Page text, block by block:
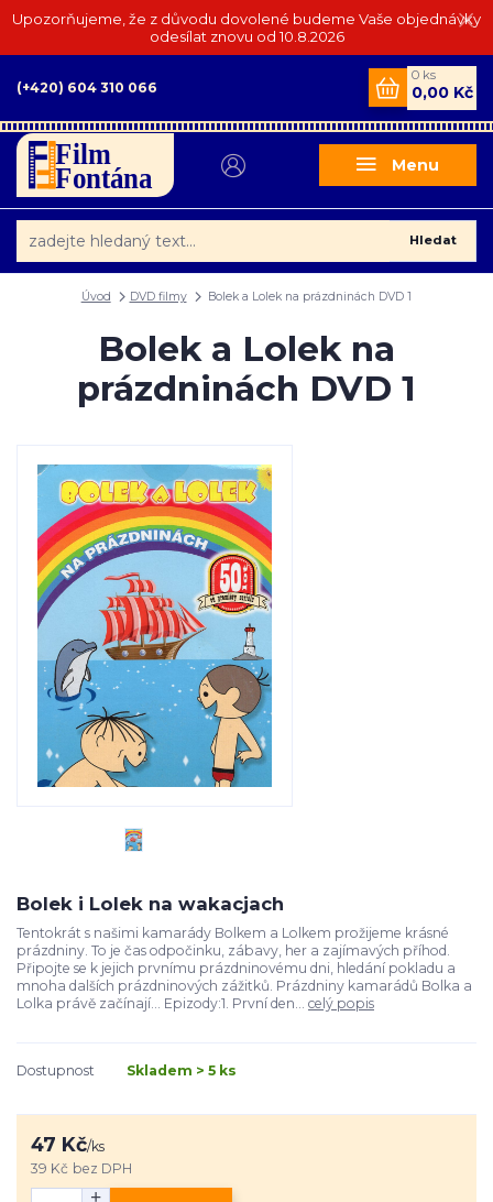
Upozorňujeme, že z důvodu dovolené budeme Vaše objednávky
odesílat znovu od 10.8.2026
Menu
Hledat
(+420) 604 310 066
0 ks
0,00 Kč
Úvod DVD filmy Bolek a Lolek na prázdninách DVD 1
Bolek a Lolek na
prázdninách DVD 1
Bolek i Lolek na wakacjach
Tentokrát s našimi kamarády Bolkem a Lolkem prožijeme krásné
prázdniny. To je čas odpočinku, zábavy, her a zajímavých příhod.
Připojte se k jejich prvnímu prázdninovému dni, hledání pokladu a
mnoha dalších prázdninových zážitků. Prázdniny kamarádů Bolka a
Lolka právě začínají... Epizody:1. První den... celý popis
Dostupnost Skladem > 5 ks
47 Kč/ks
39 Kč bez DPH